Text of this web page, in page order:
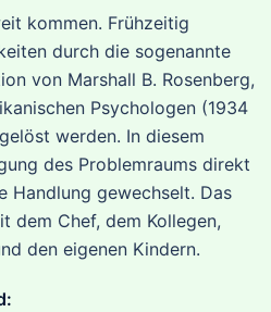
kommen. Frühzeitig
durch die sogenannte
von Marshall B. Rosenberg,
Psychologen (1934
werden. In diesem
des Problemraums direkt
Handlung gewechselt. Das
dem Chef, dem Kollegen,
den eigenen Kindern.